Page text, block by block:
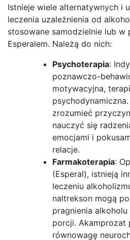
Istnieje wiele alternatywnych i
leczenia uzależnienia od
stosowane samodzielnie lub w
Esperalem. Należą do nich:
Psychoterapia:
poznawczo-
motywacyjna,
zrozumieć
nauczyć się
emocjami i
relacje.
Farmakoterapia:
(Esperal), istnieją
leczeniu
naltrekson mogą
pragnienia
porcji. Akamprozat
równowagę